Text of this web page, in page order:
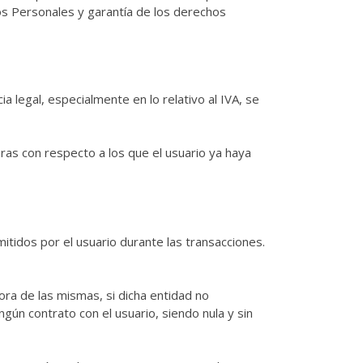
Personales y garantía de los derechos
legal, especialmente en lo relativo al IVA, se
con respecto a los que el usuario ya haya
por el usuario durante las transacciones.
de las mismas, si dicha entidad no
contrato con el usuario, siendo nula y sin